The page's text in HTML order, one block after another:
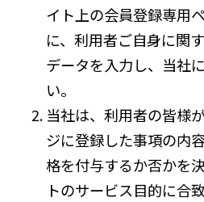
イト上の会員登録専用
に、利用者ご自身に関
データを入力し、当社
い。
当社は、利用者の皆様
ジに登録した事項の内
格を付与するか否かを
トのサービス目的に合